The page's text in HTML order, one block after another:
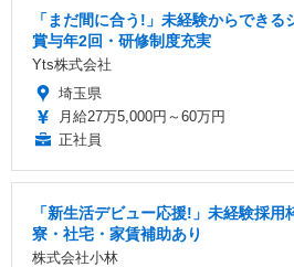
「まだ間に合う!」未経験からでき
賞与年2回・研修制度充実
Yts株式会社
埼玉県
月給27万5,000円～60万円
正社員
「新生活デビュー応援!」未経験採
寮・社宅・家賃補助あり
株式会社小林